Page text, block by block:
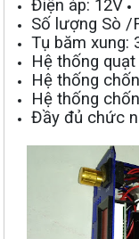
Điện áp: 12V
Số lượng Sò /
Tụ băm xung:
Hệ thống
Hệ thống
Hệ thống
Đầy đủ chức